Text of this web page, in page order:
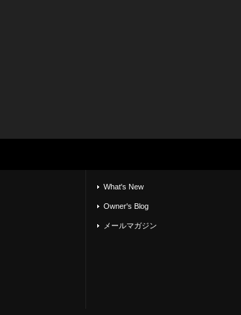
What's New
Owner's Blog
メールマガジン